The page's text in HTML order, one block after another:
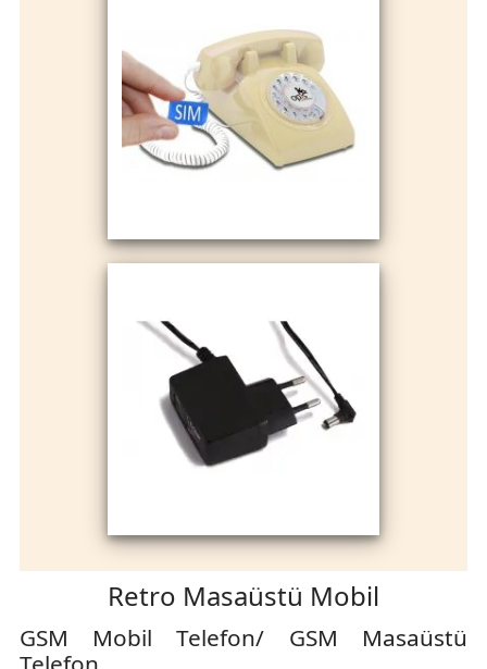
Retro Masaüstü Mobil
GSM Mobil Telefon/ GSM Masaüstü